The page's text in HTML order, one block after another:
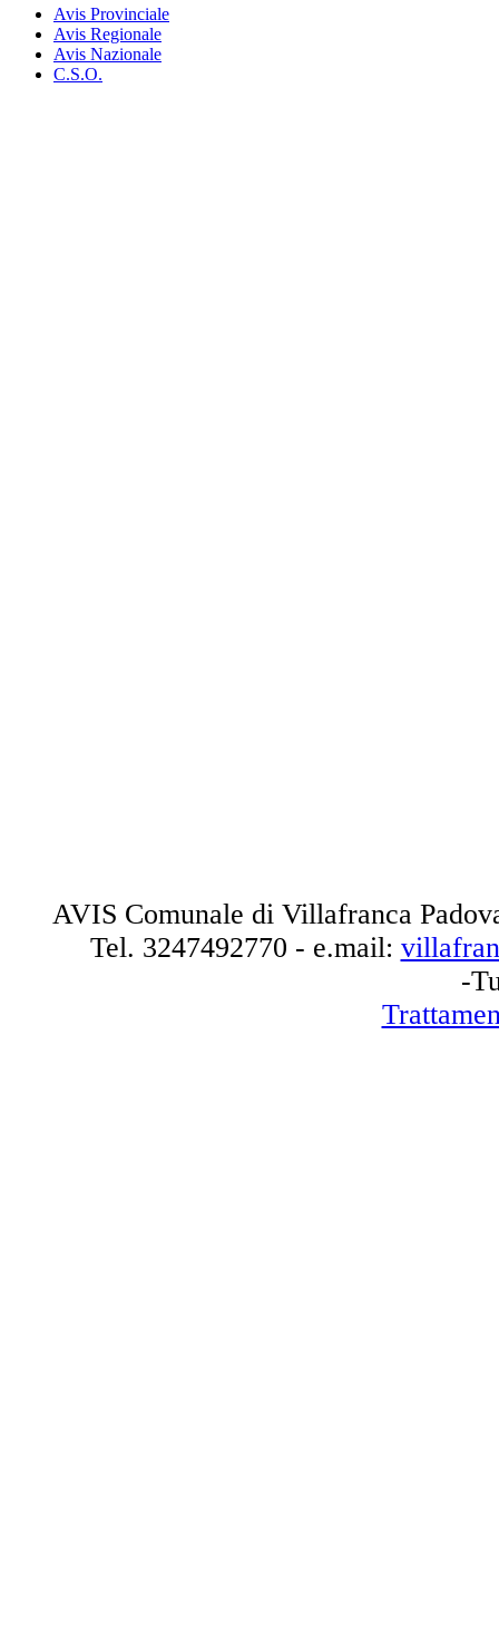
Avis Provinciale
Avis Regionale
Avis Nazionale
C.S.O.
AVIS Comunale di Villafranca
Tel. 3247492770 - e.mail:
-